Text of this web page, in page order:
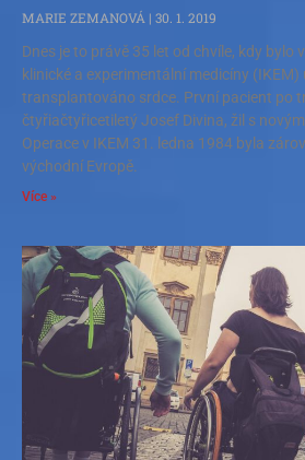
MARIE ZEMANOVÁ
30. 1. 2019
Dnes je to právě 35 let od chvíle, kdy bylo
klinické a experimentální medicíny (IKEM)
transplantováno srdce. První pacient po
čtyřiačtyřicetiletý Josef Divina, žil s
Operace v IKEM 31. ledna 1984 byla
východní Evropě.
Více »